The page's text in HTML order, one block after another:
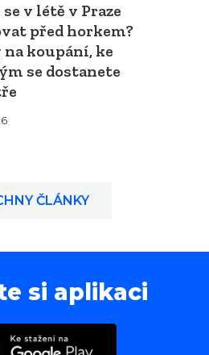
v létě v Praze
před horkem?
koupání, ke
se dostanete
ČLÁNKY
si aplikaci